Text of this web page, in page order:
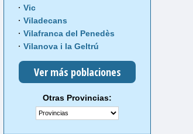
Vic
Viladecans
Vilafranca del Penedès
Vilanova i la Geltrú
Ver más poblaciones
Otras Provincias: